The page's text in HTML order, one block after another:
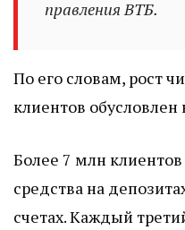
правления ВТБ.
По его словам, рост
клиентов
Более 7 млн
средства на
счетах. Каждый